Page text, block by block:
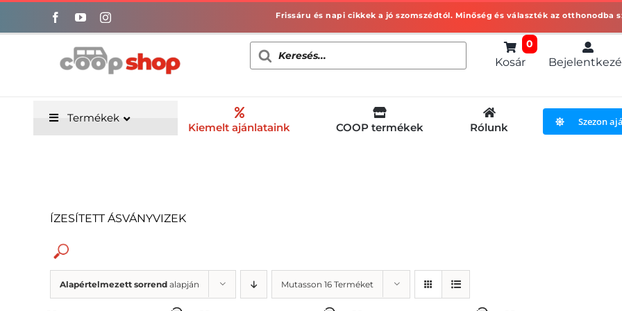
Products
search
Kosár
0
Termékek
Kiemelt ajánlataink COOP termékek Rólunk Szezon
ÍZESÍTETT ÁSVÁNYVIZEK
Alacsony só/nátrium-
Alapértelmezett sorrend alapján Mutasson 16 Terméket